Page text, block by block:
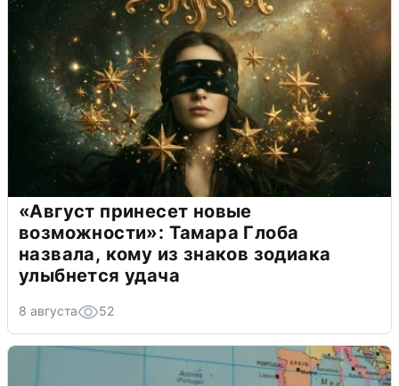
«Август принесет новые
возможности»: Тамара Глоба
назвала, кому из знаков зодиака
улыбнется удача
8 августа 52